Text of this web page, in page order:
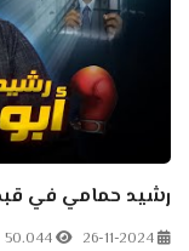
رشيد حمامي في
26-11-2024
50.044